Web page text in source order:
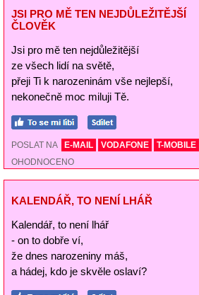
JSI PRO MĚ TEN NEJDŮLEŽITĚJŠÍ
ČLOVĚK
Jsi pro mě ten nejdůležitější
ze všech lidí na světě,
přeji Ti k narozeninám vše nejlepší,
nekonečně moc miluji Tě.
POSLAT NA E-MAIL VODAFONE T-MOBILE
OHODNOCENO
KALENDÁŘ, TO NENÍ LHÁŘ
Kalendář, to není lhář
- on to dobře ví,
že dnes narozeniny máš,
a hádej, kdo je skvěle oslaví?